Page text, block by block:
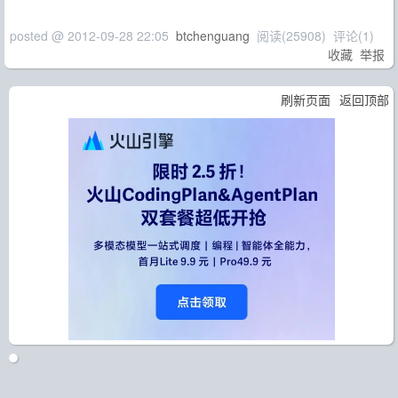
posted @ 2012-09-28 22:05 btchenguang 阅读(25908) 评论(1 )
收藏 举报
刷新页面 返回顶部